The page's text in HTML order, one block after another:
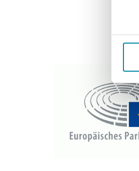
g
u
n
g
s
a